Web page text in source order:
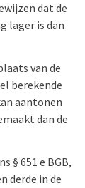
dat de
lager is dan
van de
berekende
aantonen
dan de
§ 651 e BGB,
derde in de